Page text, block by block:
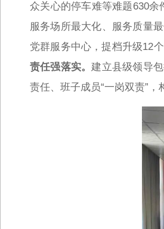
众关心的停车难等难题630
服务场所最大化、服务质量
党群服务中心，提档升级12
责任强落实。建立县级领导
责任、班子成员“一岗双责”